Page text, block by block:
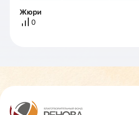
Жюри
0